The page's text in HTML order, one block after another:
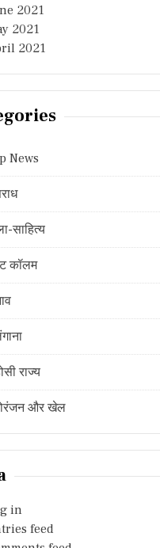
2021
2021
2021
News
साहित्य
कॉलम
राज्य
और खेल
in
feed